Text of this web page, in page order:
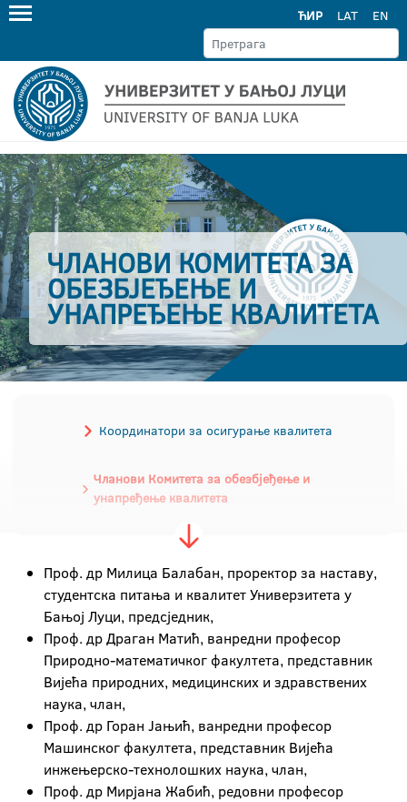
ЋИР LAT EN
ЧЛАНОВИ КОМИТЕТА ЗА
ОБЕЗБЈЕЂЕЊЕ И
УНАПРЕЂЕЊЕ КВАЛИТЕТА
Координатори за осигурање квалитета
Чланови Комитета за обезбјеђење и
унапређење квалитета
Правни и административни оквир
Систем обезбјеђења и унапређења
квалитета
Акредитација
Обрасци индикатора квалитета
Проф. др Милица Балабан, проректор за наставу,
студентска питања и квалитет Универзитета у
Бањој Луци, предсједник,
Проф. др Драган Матић, ванредни професор
Природно-математичког факултета, представник
Вијећа природних, медицинских и здравствених
наука, члан,
Проф. др Горан Јањић, ванредни професор
Машинског факултета, представник Вијећа
инжењерско-технолошких наука, члан,
Проф. др Мирјана Жабић, редовни професор